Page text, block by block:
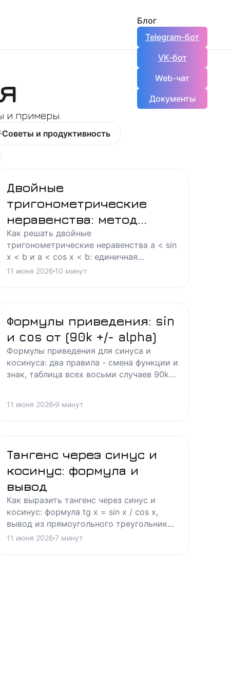
Блог
Telegram-бот
VK-бот
Web-чат
Документы
и примеры.
Советы и продуктивность
Двойные
тригонометрические
неравенства: метод
решения
Как решать двойные
тригонометрические неравенства a < sin
x < b и a < cos x < b: единичная
окружность, arcsin/arccos, запись
11 июня 2026 10 минут
Формулы приведения: sin
и cos от (90k +/- alpha)
Формулы приведения для синуса и
косинуса: два правила - смена функции и
знак, таблица всех восьми случаев 90k
11 июня 2026 9 минут
Тангенс через синус и
косинус: формула и
вывод
Как выразить тангенс через синус и
косинус: формула tg x = sin x / cos x,
вывод из прямоугольного треугольника,
область определения и примеры задач с
11 июня 2026 7 минут